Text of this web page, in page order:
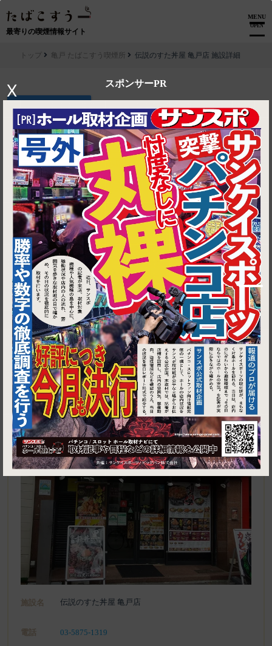
最寄りの喫煙情報サイト
MENU
OPEN
スポンサーPR
X
1
トップ 亀戸 たばこすう喫煙所 伝説のすた丼屋 亀戸店 施設詳細
亀戸 たばこすう喫煙所│伝説のすた丼屋 亀戸店
東京都江東区亀戸6-59-12 光美ビル 1F
施設名 伝説のすた丼屋 亀戸店
電話 03-5875-1319